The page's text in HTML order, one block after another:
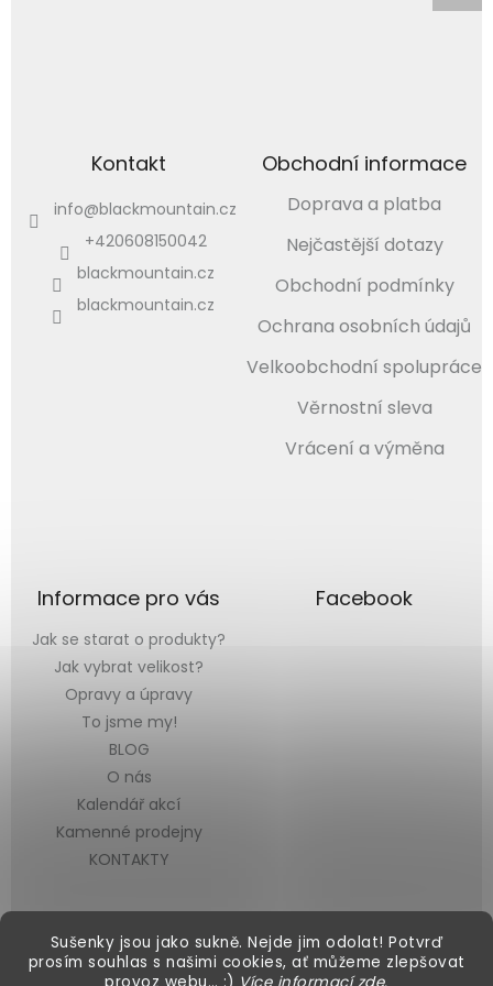
Sušenky jsou jako sukně. Nejde jim odolat! Potvrď
prosím souhlas s našimi cookies, ať můžeme zlepšovat
Kontakt
info@blackmountain.cz
+420608150042
blackmountain.cz
blackmountain.cz
Obchodní informace
Doprava a platba
Nejčastější dotazy
Obchodní podmínky
Ochrana osobních údajů
Velkoobchodní spolupráce
Věrnostní sleva
Vrácení a výměna
Informace pro vás
Jak se starat o produkty?
Jak vybrat velikost?
Opravy a úpravy
To jsme my!
BLOG
O nás
Kalendář akcí
Kamenné prodejny
KONTAKTY
Facebook